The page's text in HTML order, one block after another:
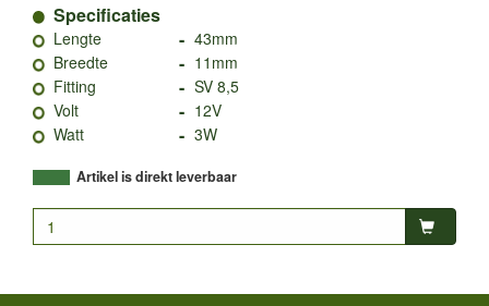
Specificaties
Lengte - 43mm
Breedte
- 11mm
Fitting
- SV 8,5
Volt
- 12V
Watt
- 3W
Artikel is direkt leverbaar